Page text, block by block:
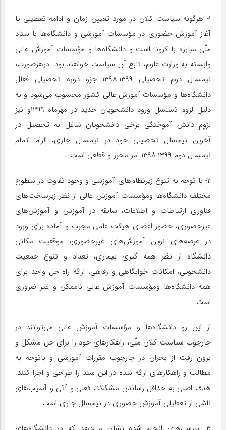
۱- هرگونه سیاست کلان در مورد تعیین زمان و ادامه تعطیلی یا
آغاز آموزش حضوری در مؤسسات آموزشی و دانشگاه‌ها با ستاد
ملّی مبارزه با کرونا است و دانشگاه‌ها و مؤسسات آموزش عالی
وابسته به وزارت علوم، تابع آن سیاست خواهند بود. درهرصورت،
نیمسال دوم تحصیلی ۱۳۹۹-۱۳۹۸ جزو دوره تحصیلی فعال
دانشگاه‌ها و مؤسسات آموزش عالی کشور محسوب می‌شود و به
دلیل لزوم تسلسل ورود دانشجویان جدید در مهرماه ۱۳۹۹و نیز
لزوم دانش آموختگی برخی دانشجویان شاغل به تحصیل در
آخرین نیمسال تحصیلی خود در نیمسال جاری، الزام اتمام
نیمسال دوم ۱۳۹۹-۱۳۹۸ امر محرز و قطعی است.
۲- با توجه به تنوع زیرنظام‌های آموزشی و وجود تفاوت در سطوح
مختلف دانشگاه‌ها ومؤسسات آموزش عالی از نظر زیرساخت‌های
فناوری ارتباطات و اطلاعات، سابقه در آموزش و آموزش‌های
غیرحضوری، حضور اعضای هیئت علمی مجرب و آماده برای ورود
در عرصه‌های نوین آموزش‌های غیرحضوری، موقعیت مکانی
دانشگاه از نظر همه گیری بیماری، تعداد و تنوع جمعیت
دانشجویی، امکانات خوابگاهی و رفاهی، ارائه راه حل واحد برای
همه دانشگاه‌ها ومؤسسات آموزش عالی ناممکن و غیر ضروری
است.
از این رو دانشگاه‌ها و مؤسسات آموزش عالی می‌توانند در
چارچوب سیاست کلان ملّی، راهکارهای خود را برای حل مشکل و
برون رفت از بحران در چارچوب مقررات آموزشی و باتوجه به
مطالب و راهکارهای ارائه شده در این سند را طراحی و اجرا کنند.
هدف اصلی به حداقل رساندن مشکلات فعلی و آتی و آسیب‌های
ناشی از تعطیلی آموزش حضوری در نیمسال جاری است.